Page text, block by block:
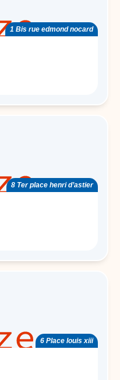
1 Bis rue edmond nocard
8 Ter place henri d’astier
6 Place louis xiii